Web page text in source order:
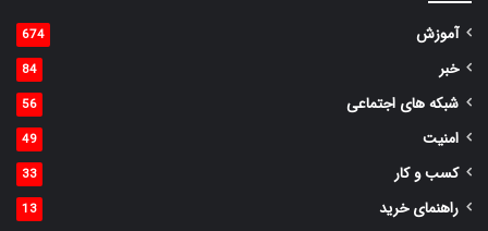
آموزش 674
خبر 84
شبکه های اجتماعی 56
امنیت 49
کسب و کار 33
راهنمای خرید 13